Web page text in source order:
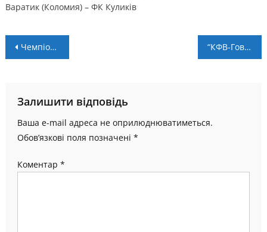
Варатик (Коломия) – ФК Куликів
Навігація
Чемпіонат області. 16 тур: “Вільхівці” очолюють турнірні перегони “КФВ-Говерла-2” здобув свою десяту перемогу в чемпіонаті Івано-Франківська
Залишити відповідь
Ваша e-mail адреса не оприлюднюватиметься.
Обов’язкові поля позначені *
Коментар *